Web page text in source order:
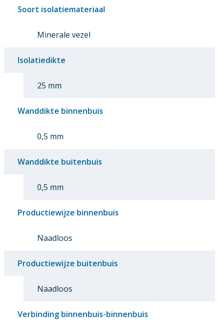
Soort isolatiemateriaal
Minerale vezel
Isolatiedikte
25 mm
Wanddikte binnenbuis
0,5 mm
Wanddikte buitenbuis
0,5 mm
Productiewijze binnenbuis
Naadloos
Productiewijze buitenbuis
Naadloos
Verbinding binnenbuis-binnenbuis